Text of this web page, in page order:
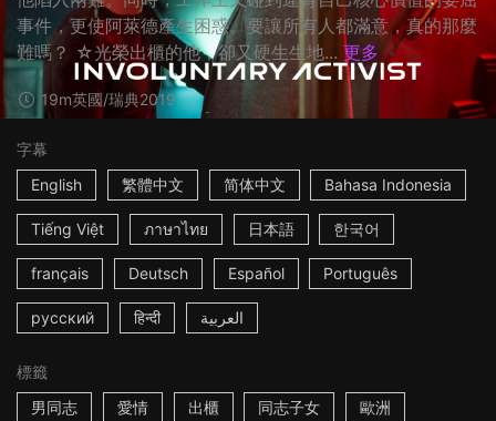
事件，更使阿萊德產生困惑。要讓所有人都滿意，真的那麼
難嗎？ ☆光榮出櫃的他，卻又硬生生地... 更多
19m英國/瑞典2019
字幕
English
繁體中文 简体中文 Bahasa Indonesia
Tiếng Việt ภาษาไทย 日本語 한국어
français Deutsch Español Português
русский हिन्दी العربية
標籤
男同志
愛情 出櫃 同志子女 歐洲